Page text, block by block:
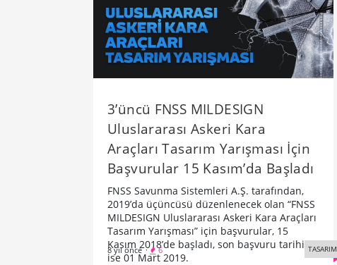
3’üncü FNSS MILDESIGN
Uluslararası Askeri Kara
Araçları Tasarım Yarışması İçin
Başvurular 15 Kasım’da Başladı
FNSS Savunma Sistemleri A.Ş. tarafından,
2019’da üçüncüsü düzenlenecek olan “FNSS
MILDESIGN Uluslararası Askeri Kara Araçları
Tasarım Yarışması” için başvurular, 15
Kasım 2018’de başladı, son başvuru tarihi
ise 01 Mart 2019.
8 yıl önce · 6 TASARIM